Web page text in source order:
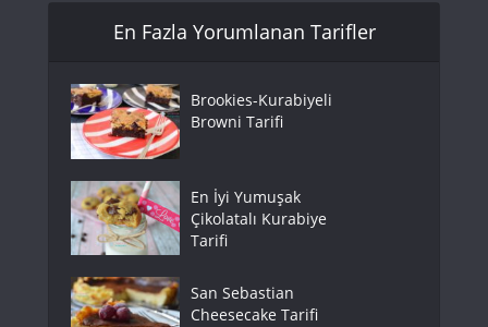
En Fazla Yorumlanan Tarifler
Brookies-Kurabiyeli
Browni Tarifi
En İyi Yumuşak
Çikolatalı Kurabiye
Tarifi
San Sebastian
Cheesecake Tarifi